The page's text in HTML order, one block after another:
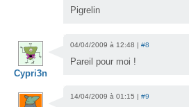
Pigrelin
Cypri3n
04/04/2009 à 12:48 | #8
Pareil pour moi !
14/04/2009 à 01:15 | #9